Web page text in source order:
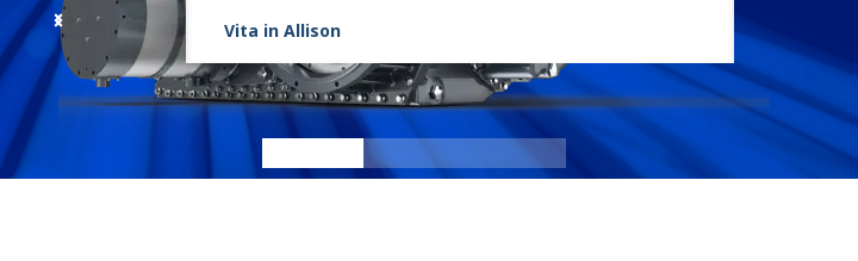
Vita in Allison
eGen force 1
eGen